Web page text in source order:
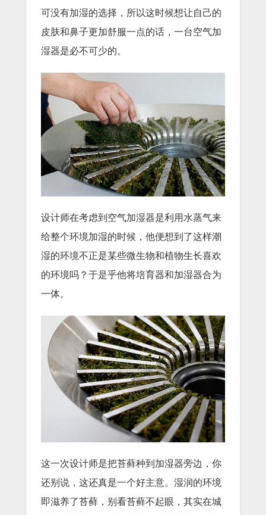
可没有加湿的选择，所以这时候想让自己的
皮肤和鼻子更加舒服一点的话，一台空气加
湿器是必不可少的。
设计师在考虑到空气加湿器是利用水蒸气来
给整个环境加湿的时候，他便想到了这样潮
湿的环境不正是某些微生物和植物生长喜欢
的环境吗？于是乎他将培育器和加湿器合为
一体。
这一次设计师是把苔藓种到加湿器旁边，你
还别说，这还真是一个好主意。湿润的环境
即滋养了苔藓，别看苔藓不起眼，其实在城